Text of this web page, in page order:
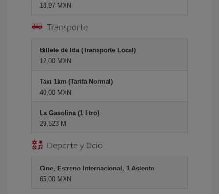
18,97 MXN
Transporte
Billete de Ida (Transporte Local)
12,00 MXN
Taxi 1km (Tarifa Normal)
40,00 MXN
La Gasolina (1 litro)
29,523 M
Deporte y Ocio
Cine, Estreno Internacional, 1 Asiento
65,00 MXN